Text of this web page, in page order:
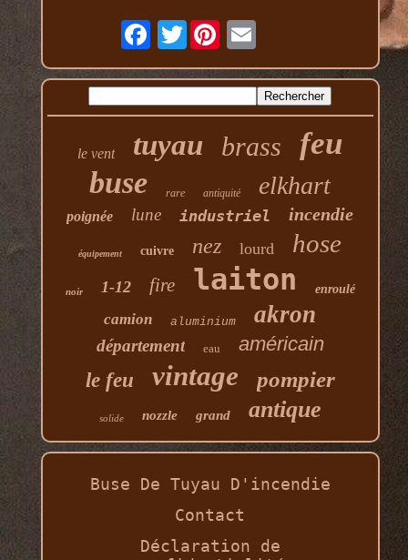
Twitter
le vent tuyau brass feu
buse rare antiquité elkhart
poignée lune industriel incendie
équipement cuivre nez lourd hose
noir 1-12 fire laiton enroulé
camion aluminium akron
département eau
américain
le feu
vintage pompier
solide nozzle grand antique
Buse De Tuyau D'incendie
Contact
Déclaration de